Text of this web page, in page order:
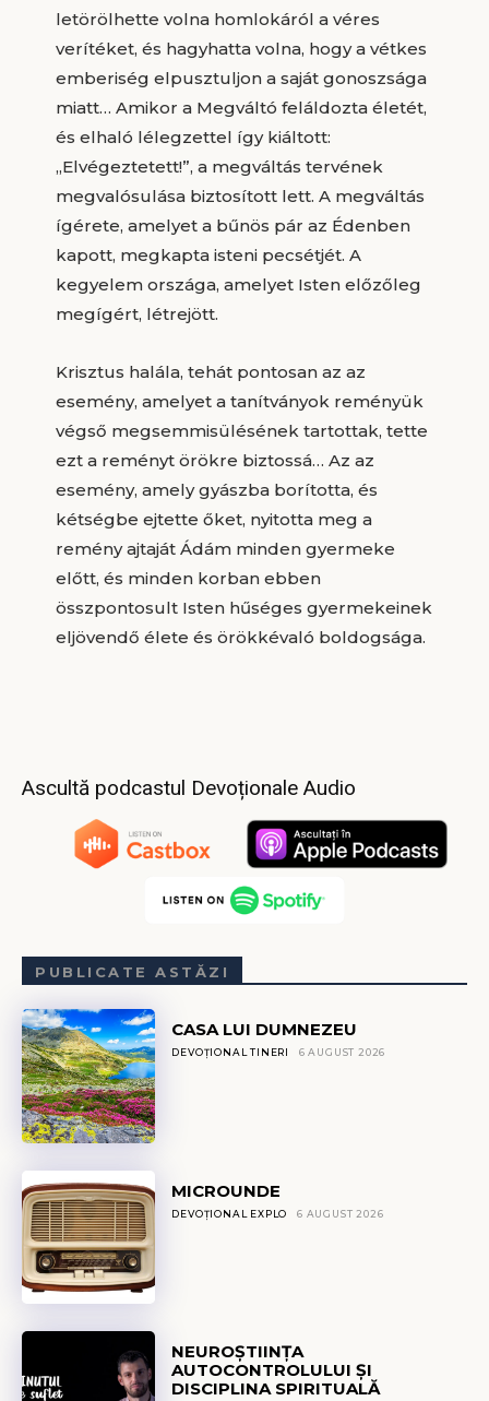
letörölhette volna homlokáról a véres
verítéket, és hagyhatta volna, hogy a vétkes
emberiség elpusztuljon a saját gonoszsága
miatt… Amikor a Megváltó feláldozta életét,
és elhaló lélegzettel így kiáltott:
„Elvégeztetett!”, a megváltás tervének
megvalósulása biztosított lett. A megváltás
ígérete, amelyet a bűnös pár az Édenben
kapott, megkapta isteni pecsétjét. A
kegyelem országa, amelyet Isten előzőleg
megígért, létrejött.
Krisztus halála, tehát pontosan az az
esemény, amelyet a tanítványok reményük
végső megsemmisülésének tartottak, tette
ezt a reményt örökre biztossá… Az az
esemény, amely gyászba borította, és
kétségbe ejtette őket, nyitotta meg a
remény ajtaját Ádám minden gyermeke
előtt, és minden korban ebben
összpontosult Isten hűséges gyermekeinek
eljövendő élete és örökkévaló boldogsága.
Ascultă podcastul Devoționale Audio
PUBLICATE ASTĂZI
CASA LUI DUMNEZEU
DEVOȚIONAL TINERI 6 AUGUST 2026
MICROUNDE
DEVOȚIONAL EXPLO 6 AUGUST 2026
NEUROȘTIINȚA
AUTOCONTROLULUI ȘI
DISCIPLINA SPIRITUALĂ